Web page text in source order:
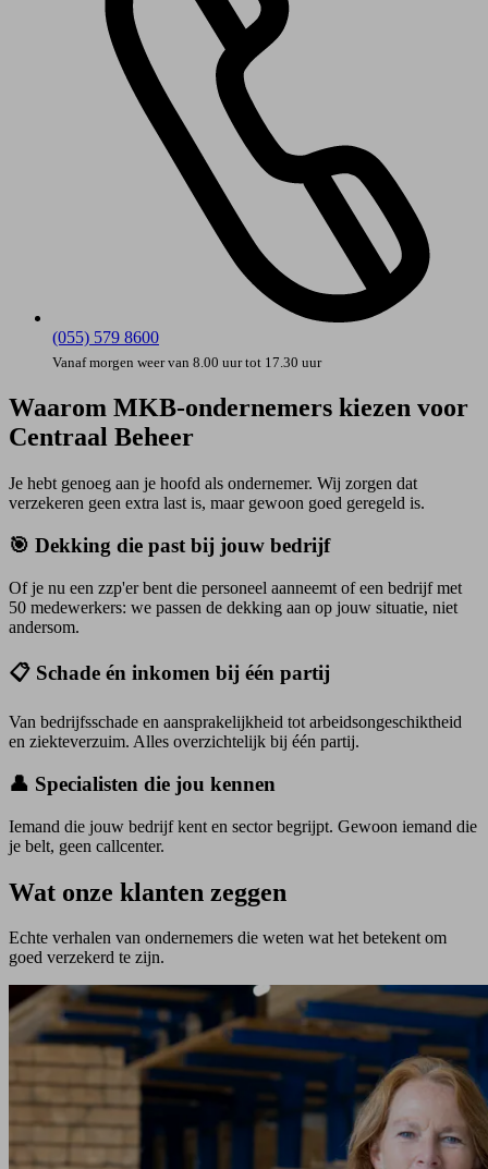
(055) 579 8600
Vanaf morgen weer van 8.00 uur tot 17.30 uur
Waarom MKB-ondernemers kiezen voor
Centraal Beheer
Je hebt genoeg aan je hoofd als ondernemer. Wij zorgen dat
verzekeren geen extra last is, maar gewoon goed geregeld is.
🎯 Dekking die past bij jouw bedrijf
Of je nu een zzp'er bent die personeel aanneemt of een bedrijf met
50 medewerkers: we passen de dekking aan op jouw situatie, niet
andersom.
📋 Schade én inkomen bij één partij
Van bedrijfsschade en aansprakelijkheid tot arbeidsongeschiktheid
en ziekteverzuim. Alles overzichtelijk bij één partij.
👤 Specialisten die jou kennen
Iemand die jouw bedrijf kent en sector begrijpt. Gewoon iemand die
je belt, geen callcenter.
Wat onze klanten zeggen
Echte verhalen van ondernemers die weten wat het betekent om
goed verzekerd te zijn.